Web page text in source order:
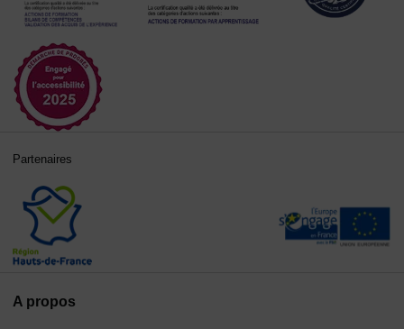
A propos
Partenaires